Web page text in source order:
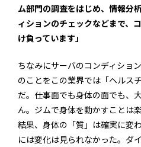
ム部門の調査をはじめ、情報分
ィションのチェックなどまで、
け負っています」
ちなみにサーバのコンディショ
のことをこの業界では「ヘルス
だ。仕事面でも身体の面でも、
ん。ジムで身体を動かすことは
結果、身体の「質」は確実に変
には変化は見られなかった。ダ